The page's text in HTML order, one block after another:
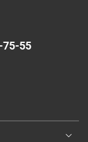
75-55